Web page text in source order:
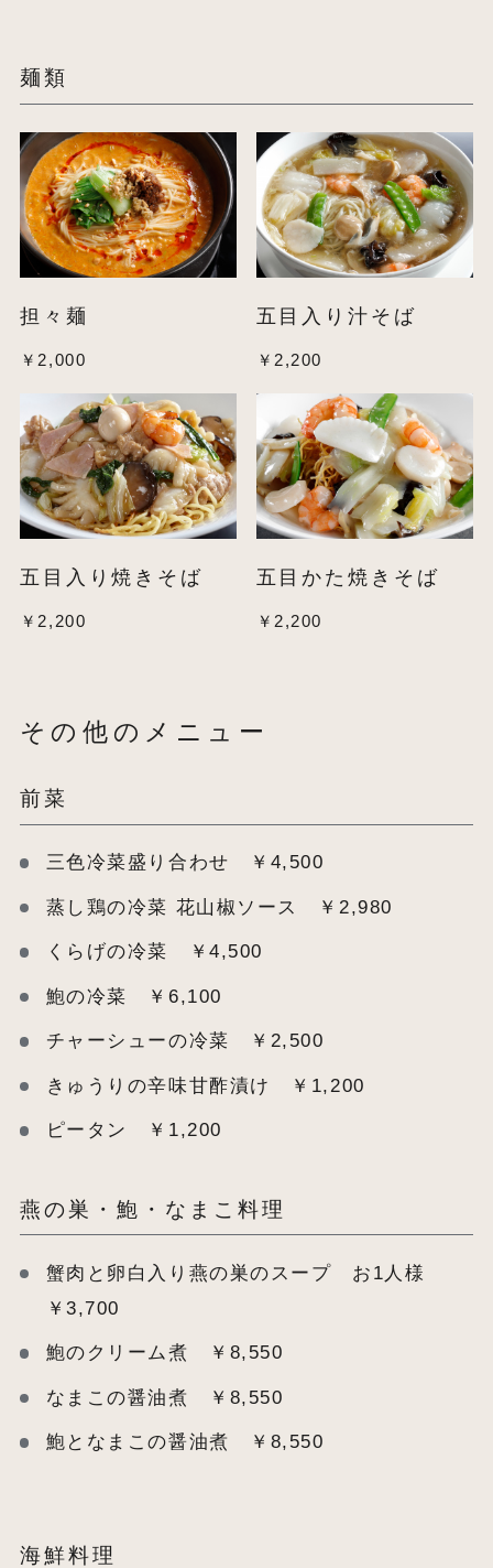
麺類
担々麺
￥2,000
五目入り汁そば
￥2,200
五目入り焼きそば
￥2,200
五目かた焼きそば
￥2,200
その他のメニュー
前菜
三色冷菜盛り合わせ ￥4,500
蒸し鶏の冷菜 花山椒ソース ￥2,980
くらげの冷菜 ￥4,500
鮑の冷菜 ￥6,100
チャーシューの冷菜 ￥2,500
きゅうりの辛味甘酢漬け ￥1,200
ピータン ￥1,200
燕の巣・鮑・なまこ料理
蟹肉と卵白入り燕の巣のスープ お1人様
￥3,700
鮑のクリーム煮 ￥8,550
なまこの醤油煮 ￥8,550
鮑となまこの醤油煮 ￥8,550
海鮮料理